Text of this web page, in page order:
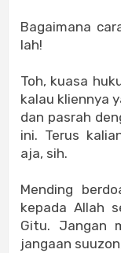
Bagaimana
lah!
Toh, kuasa
kalau kliennya
dan pasrah
ini. Terus
aja, sih.
Mending
kepada Allah
Gitu. Jangan
jangaan